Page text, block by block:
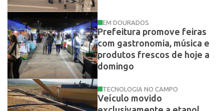
EM DOURADOS
Prefeitura promove feiras
com gastronomia, música e
produtos frescos de hoje a
domingo
TECNOLOGIA NO CAMPO
Veículo movido